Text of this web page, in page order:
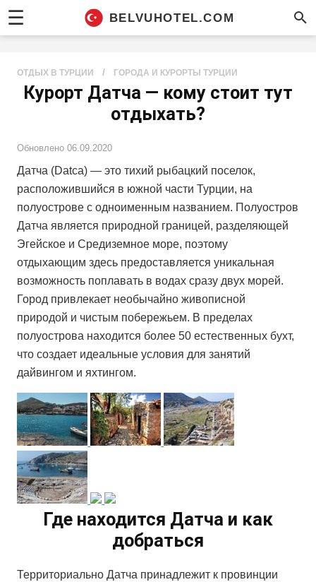
☰ BELVUHOTEL.COM
ОТДЫХ В ТУРЦИИ / ГОРОДА И КУРОРТЫ ТУРЦИИ
Курорт Датча — кому стоит тут
отдыхать?
Обновлено06.09.2020
Датча (Datca) — это тихий рыбацкий поселок,
расположившийся в южной части Турции, на
полуострове с одноименным названием. Полуостров
Датча является природной границей, разделяющей
Эгейское и Средиземное море, поэтому
отдыхающим здесь предоставляется уникальная
возможность поплавать в водах сразу двух морей.
Город привлекает необычайно живописной
природой и чистым побережьем. В пределах
полуострова находится более 50 естественных бухт,
что создает идеальные условия для занятий
дайвингом и яхтингом.
Где находится Датча и как
добраться
Территориально Датча принадлежит к провинции